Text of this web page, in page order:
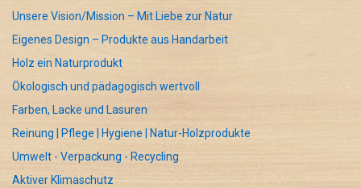
Unsere Vision/Mission – Mit Liebe zur Natur
Eigenes Design – Produkte aus Handarbeit
Holz ein Naturprodukt
Ökologisch und pädagogisch wertvoll
Farben, Lacke und Lasuren
Reinung | Pflege | Hygiene | Natur-Holzprodukte
Umwelt - Verpackung - Recycling
Aktiver Klimaschutz